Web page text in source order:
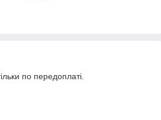
по передоплаті.